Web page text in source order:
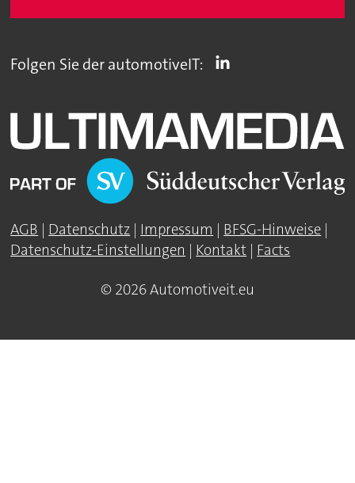
Folgen Sie der automotiveIT:
AGB | Datenschutz | Impressum | BFSG-Hinweise |
Datenschutz-Einstellungen | Kontakt | Facts
© 2026 Automotiveit.eu